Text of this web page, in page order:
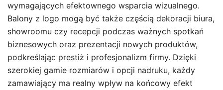
wymagających efektownego wsparcia wizualnego.
Balony z logo mogą być także częścią dekoracji biura,
showroomu czy recepcji podczas ważnych spotkań
biznesowych oraz prezentacji nowych produktów,
podkreślając prestiż i profesjonalizm firmy. Dzięki
szerokiej gamie rozmiarów i opcji nadruku, każdy
zamawiający ma realny wpływ na końcowy efekt